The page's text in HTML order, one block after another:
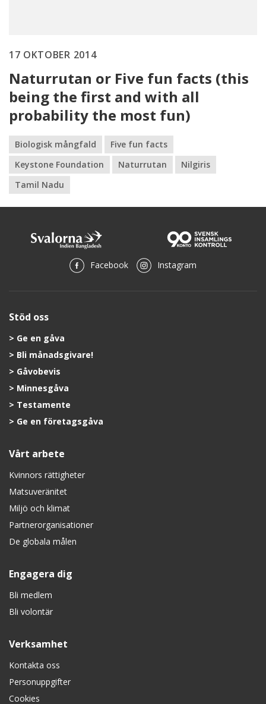
17 OKTOBER 2014
Naturrutan or Five fun facts (this
being the first and with all
probability the most fun)
Biologisk mångfald
Five fun facts
Keystone Foundation
Naturrutan
Nilgiris
Tamil Nadu
Facebook Instagram
Stöd oss
Ge en gåva
Bli månadsgivare!
Gåvobevis
Minnesgåva
Testamente
Ge en företagsgåva
Vårt arbete
Kvinnors rättigheter
Matsuveränitet
Miljö och klimat
Partnerorganisationer
De globala målen
Engagera dig
Bli medlem
Bli volontär
Verksamhet
Kontakta oss
Personuppgifter
Cookies